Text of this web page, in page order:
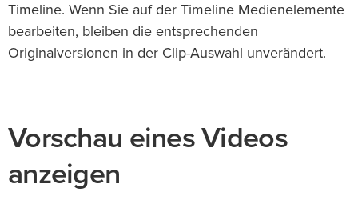
Timeline. Wenn Sie auf der Timeline Medienelemente
bearbeiten, bleiben die entsprechenden
Originalversionen in der Clip-Auswahl unverändert.
Vorschau eines Videos
anzeigen